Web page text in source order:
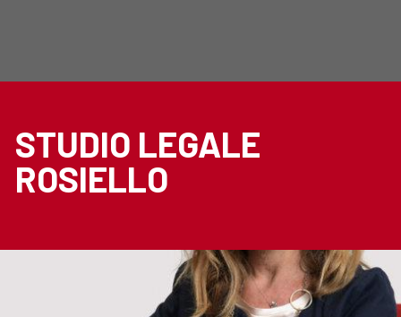
STUDIO LEGALE
ROSIELLO